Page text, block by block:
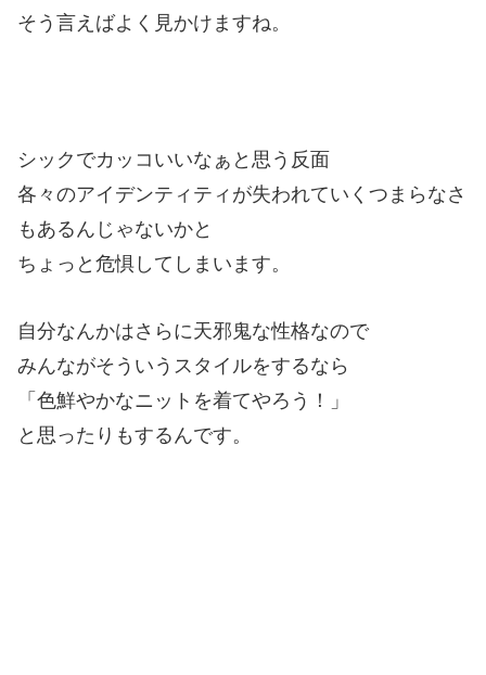
そう言えばよく見かけますね。
シックでカッコいいなぁと思う反面
各々のアイデンティティが失われていくつまらなさ
もあるんじゃないかと
ちょっと危惧してしまいます。
自分なんかはさらに天邪鬼な性格なので
みんながそういうスタイルをするなら
「色鮮やかなニットを着てやろう！」
と思ったりもするんです。